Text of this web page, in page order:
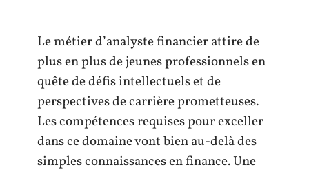
Le métier d’analyste financier attire de
plus en plus de jeunes professionnels en
quête de défis intellectuels et de
perspectives de carrière prometteuses.
Les compétences requises pour exceller
dans ce domaine vont bien au-delà des
simples connaissances en finance. Une